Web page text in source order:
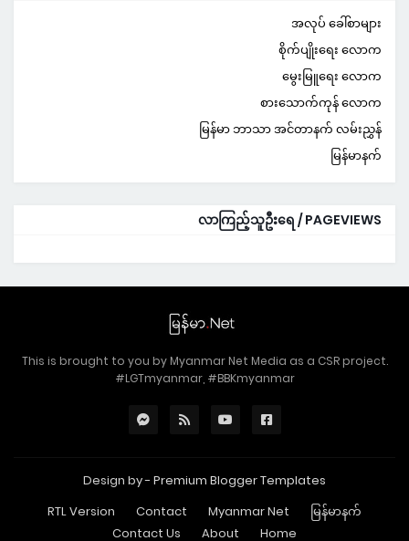
အလုပ် ခေါ်စာများ
စိုက်ပျိုးရေး လောက
မွေးမြူရေး လောက
စားသောက်ကုန် လောက
မြန်မာ ဘာသာ အင်တာနက် လမ်းညွှန်
မြန်မာနက်
လာကြည့်သူဦးရေ / PAGEVIEWS
This is brought to you by Myanmar Net Media as a CSR project.
#LGTmyanmar, #BBKmyanmar
Design by - Premium Blogger Templates
မြန်မာနက်
Myanmar Net
Contact
RTL Version
Home
About
Contact Us